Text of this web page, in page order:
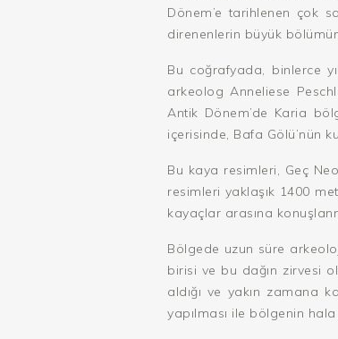
Dönem’e tarihlenen çok
direnenlerin büyük
Bu coğrafyada, binlerce
arkeologAnneliese
Antik Dönem’de Karia
içerisinde, Bafa Gölü’nün
Bu kaya resimleri, Geç
resimleri yaklaşık 1400
kayaçlar arasına
Bölgede uzun süre
birisi ve bu dağın zirvesi
aldığı ve yakın zamana
yapılması ile bölgenin